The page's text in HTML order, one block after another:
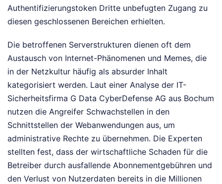
Authentifizierungstoken Dritte unbefugten Zugang zu
diesen geschlossenen Bereichen erhielten.
Die betroffenen Serverstrukturen dienen oft dem
Austausch von Internet-Phänomenen und Memes, die
in der Netzkultur häufig als absurder Inhalt
kategorisiert werden. Laut einer Analyse der IT-
Sicherheitsfirma G Data CyberDefense AG aus Bochum
nutzen die Angreifer Schwachstellen in den
Schnittstellen der Webanwendungen aus, um
administrative Rechte zu übernehmen. Die Experten
stellten fest, dass der wirtschaftliche Schaden für die
Betreiber durch ausfallende Abonnementgebühren und
den Verlust von Nutzerdaten bereits in die Millionen